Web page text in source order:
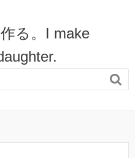
る。I make
